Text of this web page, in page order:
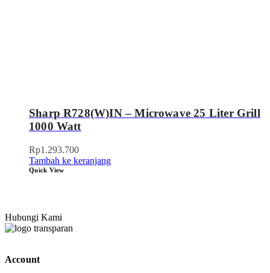
Sharp R728(W)IN – Microwave 25 Liter Grill
1000 Watt
Rp1.293.700
Tambah ke keranjang
Quick View
Hubungi Kami
Account